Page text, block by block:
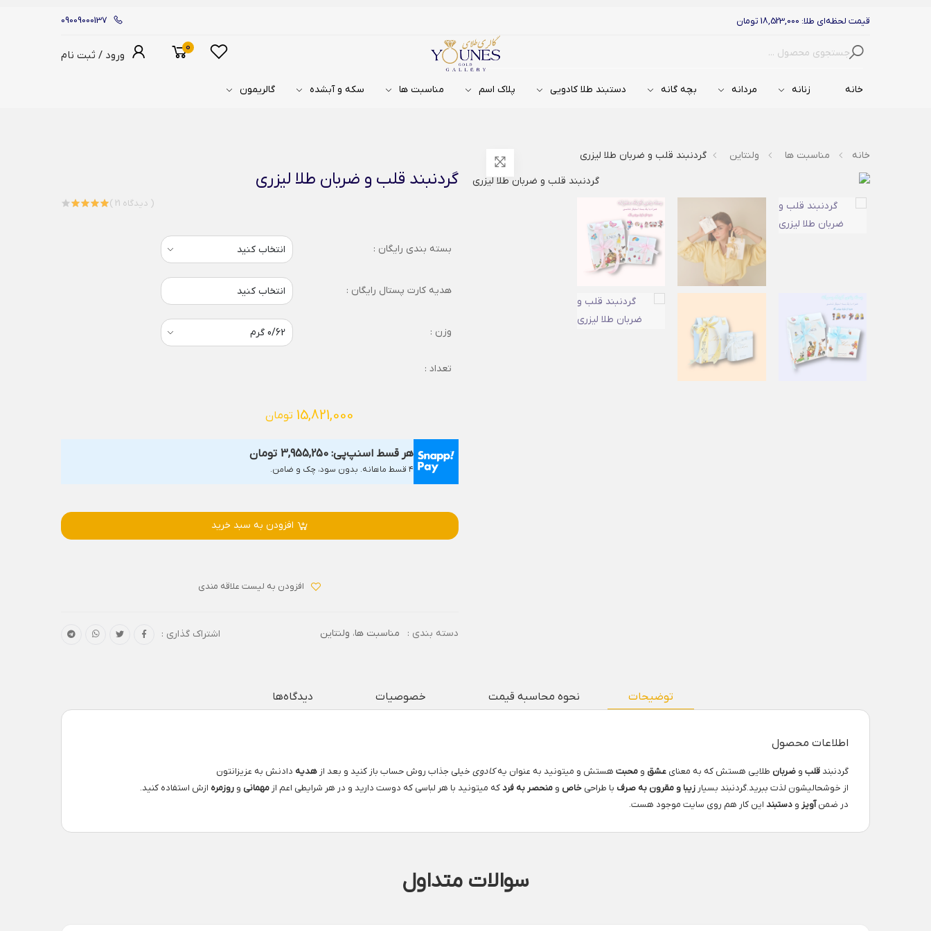
قیمت لحظه‌ای طلا: 18,523,000 تومان 09009000137
جستجو
ورود / ثبت نام
0
خانه زنانه مردانه بچه گانه دستبند طلا کادویی پلاک اسم مناسبت ها سکه و آبشده گالریمون
خانه مناسبت ها ولنتاین گردنبند قلب و ضربان طلا لیزری
گردنبند قلب و ضربان طلا لیزری
( 21 دیدگاه )
بسته بندی رایگان :
هدیه کارت پستال رایگان : انتخاب کنید
وزن :
تعداد :
15,821,000 تومان
هر قسط اسنپ‌پی: 3,955,250 تومان
۴ قسط ماهانه. بدون سود، چک و ضامن.
افزودن به سبد خرید
افزودن به لیست علاقه مندی
دسته بندی : مناسبت ها، ولنتاین اشتراک گذاری :
توضیحات نحوه محاسبه قیمت خصوصیات دیدگاه‌ها
اطلاعات محصول
گردنبند قلب و ضربان طلایی هستش که به معنای عشق و محبت هستش و میتونید به عنوان یهکادوی خیلی جذاب روش حساب باز کنید و بعد از هدیه دادنش به عزیزانتون
از خوشحالیشون لذت ببرید.گردنبند بسیار زیبا و مقرون به صرف با طراحی خاص و منحصر به فرد که میتونید با هر لباسی که دوست دارید و در هر شرایطی اعم از مهمانی و روزمره ازش استفاده کنید.
در ضمنآویز و دستبند این کار هم روی سایت موجود هست.
سوالات متداول